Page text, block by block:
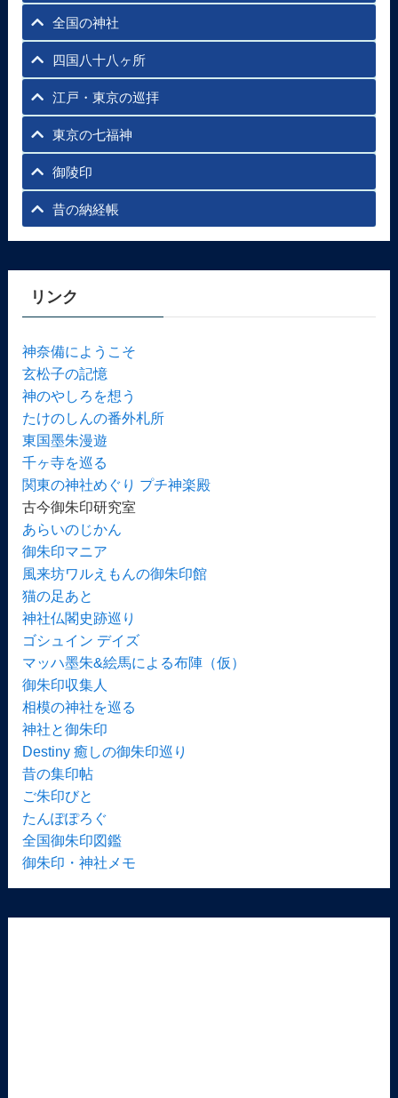
全国の神社
四国八十八ヶ所
江戸・東京の巡拝
東京の七福神
御陵印
昔の納経帳
リンク
神奈備にようこそ
玄松子の記憶
神のやしろを想う
たけのしんの番外札所
東国墨朱漫遊
千ヶ寺を巡る
関東の神社めぐり プチ神楽殿
古今御朱印研究室
あらいのじかん
御朱印マニア
風来坊ワルえもんの御朱印館
猫の足あと
神社仏閣史跡巡り
ゴシュイン デイズ
マッハ墨朱&絵馬による布陣（仮）
御朱印収集人
相模の神社を巡る
神社と御朱印
Destiny 癒しの御朱印巡り
昔の集印帖
ご朱印びと
たんぽぽろぐ
全国御朱印図鑑
御朱印・神社メモ